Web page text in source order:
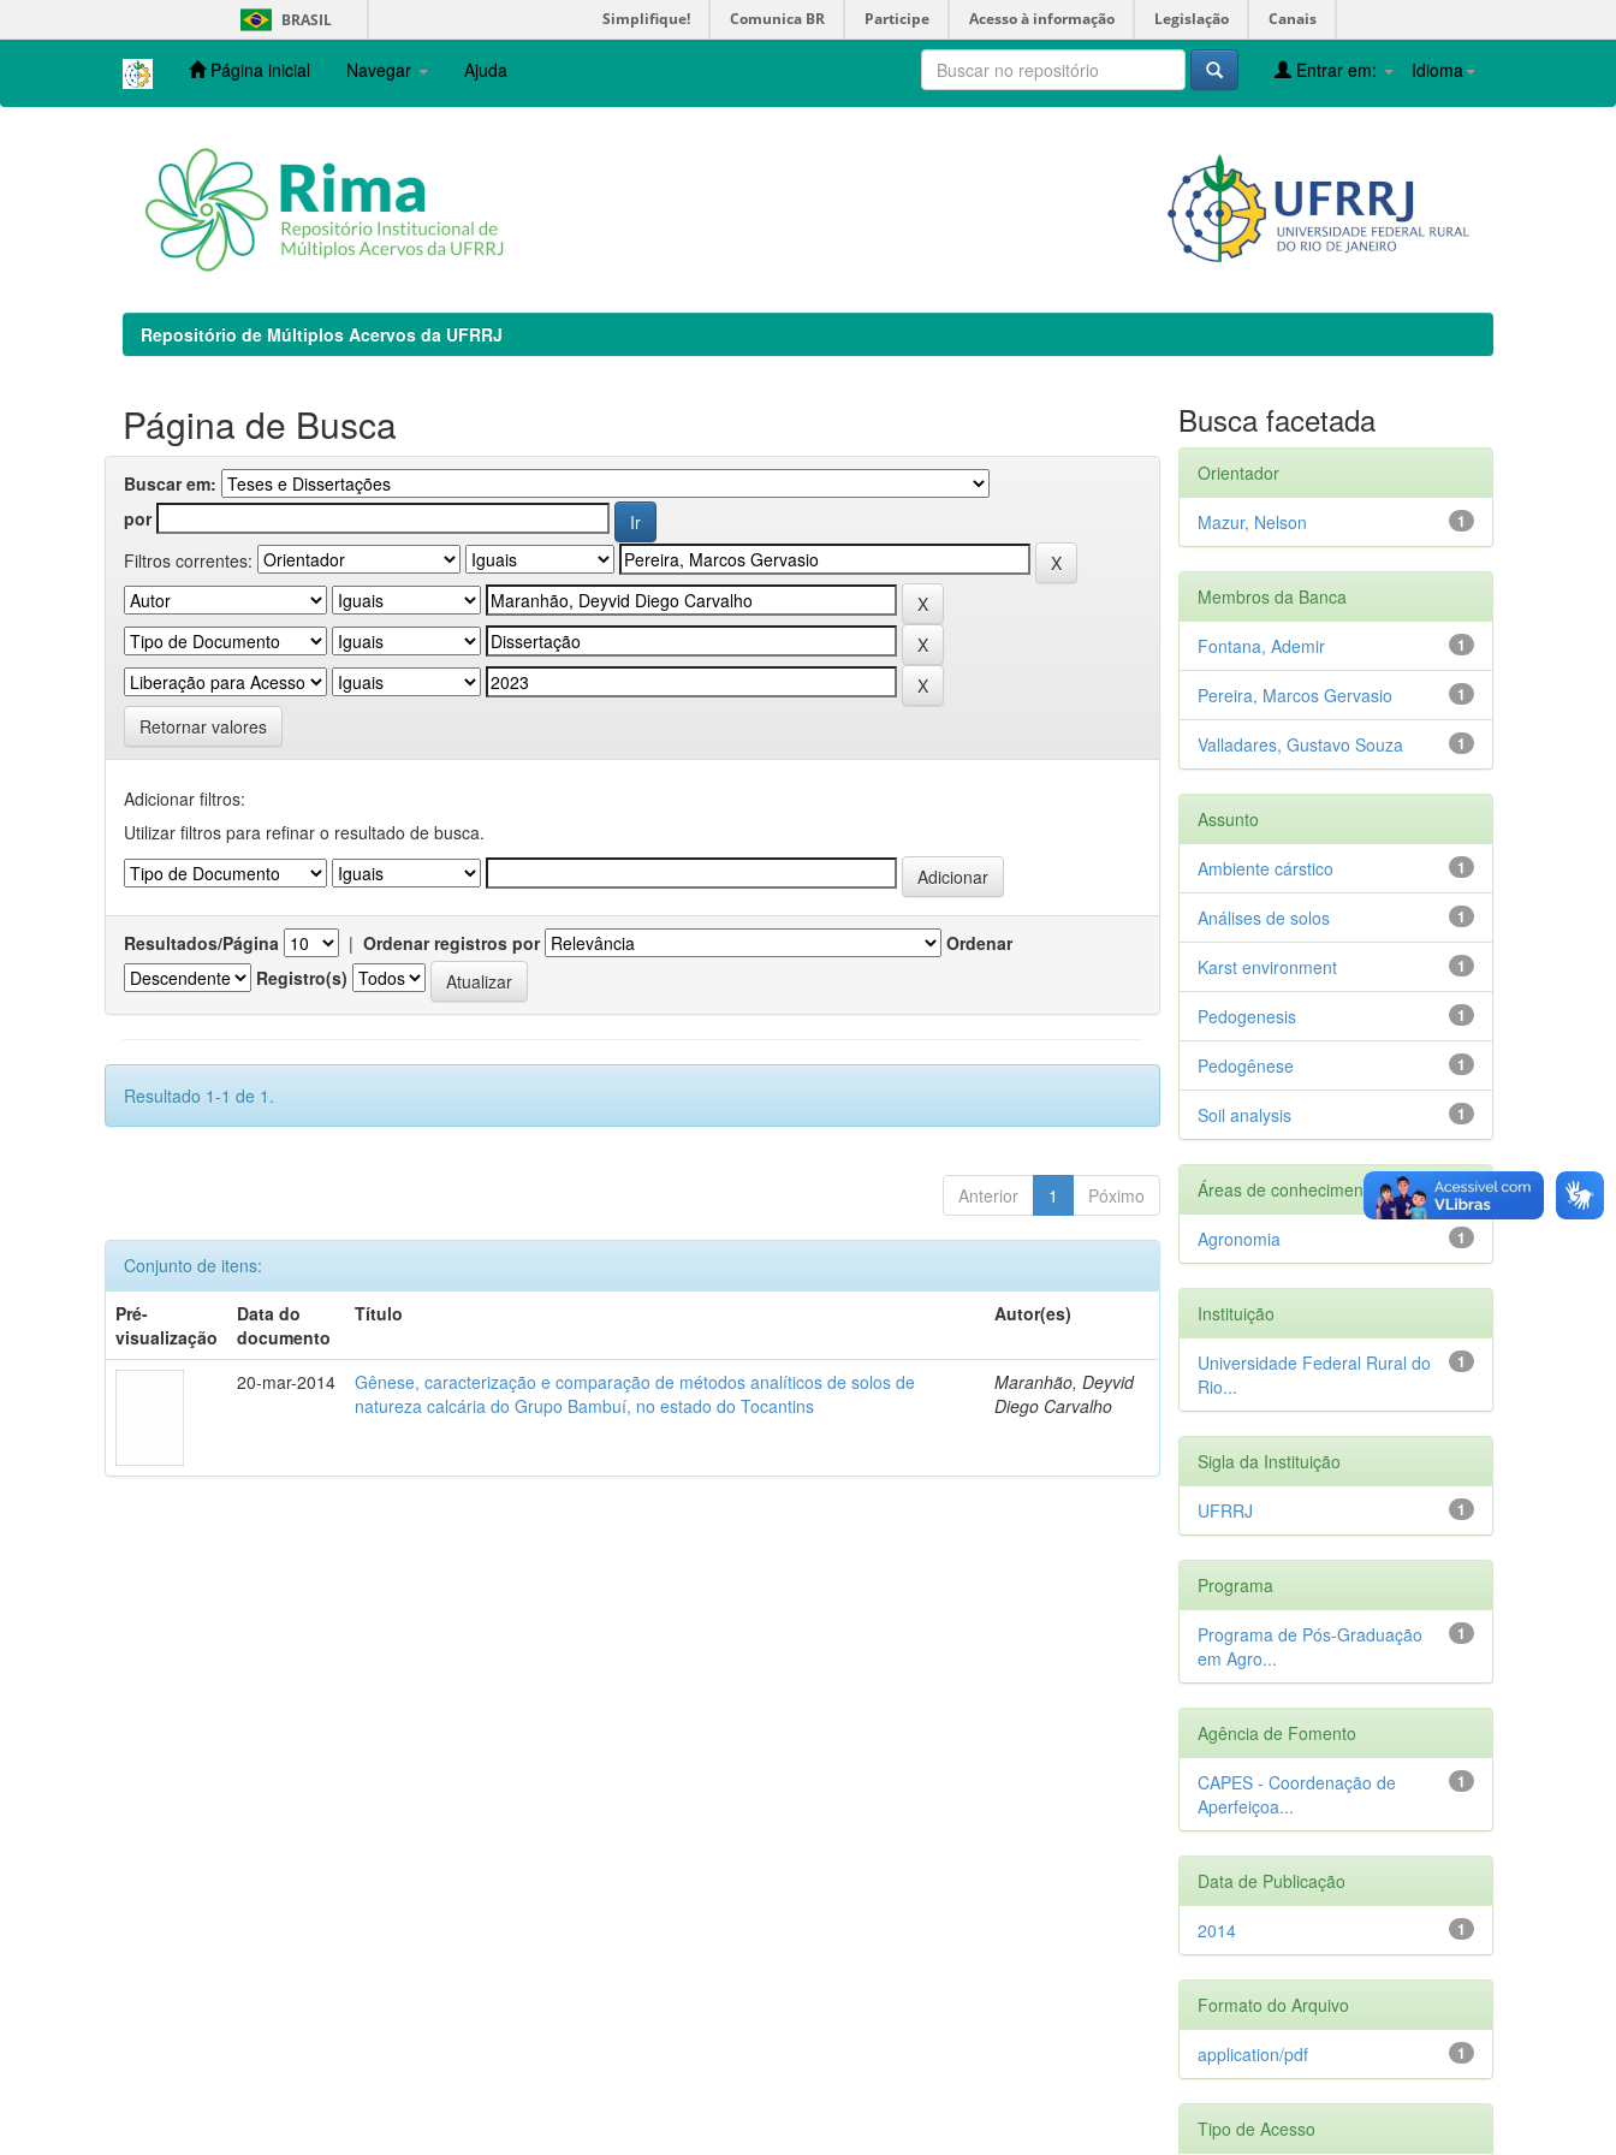
navigation
BRASIL Simplifique! Comunica BR Participe Acesso à informação Legislação Canais
Página inicial Navegar Ajuda Idioma
Entrar em:
Repositório de Múltiplos Acervos da UFRRJ
Página de Busca
Buscar em:
por
Filtros correntes:
Retornar valores
Adicionar filtros:
Utilizar filtros para refinar o resultado de busca.
Resultados/Página | Ordenar registros por
Ordenar
Registro(s)
Resultado 1-1 de 1.
Anterior 1 Póximo
Conjunto de itens:
Pré-
visualização
Data do
documento
Título Autor(es)
20-mar-2014
Gênese, caracterização e comparação de métodos analíticos de solos de
natureza calcária do Grupo Bambuí, no estado do Tocantins
Maranhão, Deyvid
Diego Carvalho
Busca facetada
Orientador
1
Mazur, Nelson
Membros da Banca
1
Fontana, Ademir
1
Pereira, Marcos Gervasio
1
Valladares, Gustavo Souza
Assunto
1
Ambiente cárstico
1
Análises de solos
1
Karst environment
1
Pedogenesis
1
Pedogênese
1
Soil analysis
Áreas de conhecimento
1
Agronomia
Instituição
1
Universidade Federal Rural do
Rio...
Sigla da Instituição
1
UFRRJ
Programa
1
Programa de Pós-Graduação
em Agro...
Agência de Fomento
1
CAPES - Coordenação de
Aperfeiçoa...
Data de Publicação
1
2014
Formato do Arquivo
1
application/pdf
Tipo de Acesso